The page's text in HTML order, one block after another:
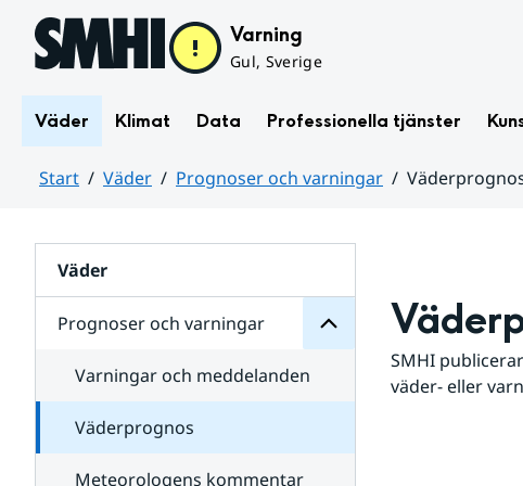
Hoppa till sidans innehåll Varning
Gul, Sverige
Väder Klimat Data Professionella tjänster
Start Väder Prognoser och varningar
Väder
Prognoser och varningar
för
varningar
Varningar och meddelanden
Väderprognos
Meteorologens kommentar
SMHI
väder- eller